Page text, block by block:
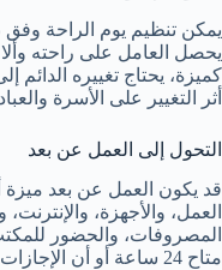
يمكن تنظيم يوم الراحة
يحصل العامل على راحته
كميزة، يحتاج تغييره
أثر التغيير على الأسرة
التحول إلى العمل عن بعد
قد يكون العمل عن بعد ميزة
العمل، والأجهزة،
المصروفات، والحضور
متاح 24 ساعة أو أن الإجازات تلغى.